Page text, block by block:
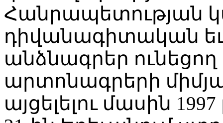
Հանրապետության
դիվանագիտական
անձնագրեր
արտոնագրերի
այցելելու մասին